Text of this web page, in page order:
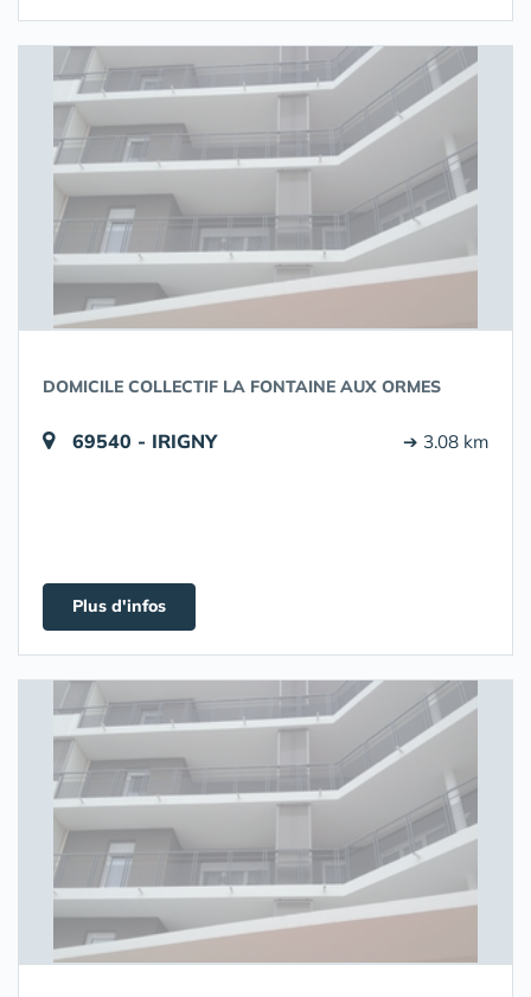
DOMICILE COLLECTIF LA FONTAINE AUX ORMES
69540 - IRIGNY ➔ 3.08 km
Plus d'infos